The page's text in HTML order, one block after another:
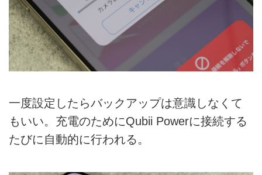
一度設定したらバックアップは意識しなくて
もいい。充電のためにQubii Powerに接続する
たびに自動的に行われる。